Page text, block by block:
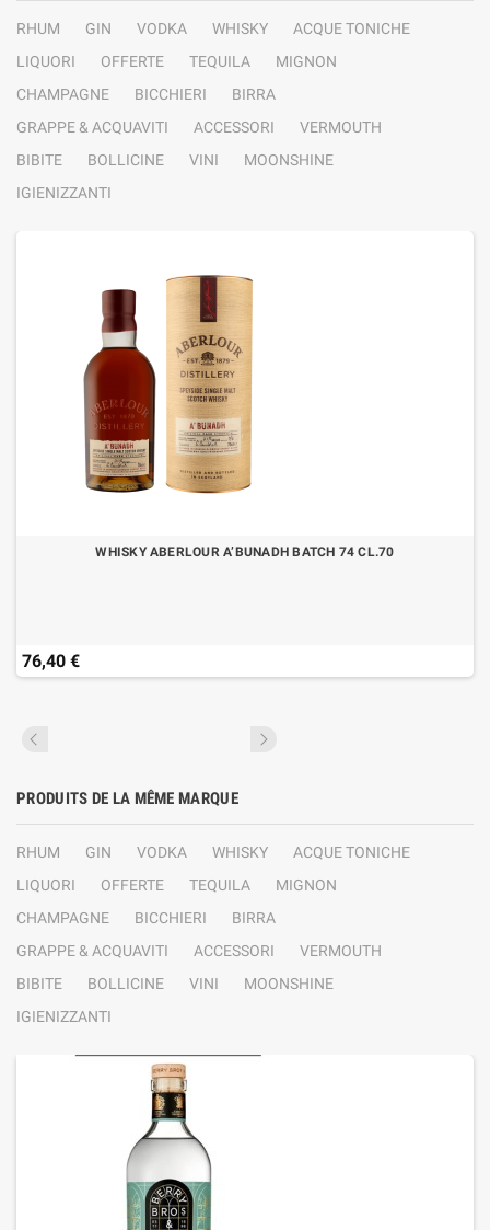
RHUM GIN VODKA WHISKY
ACQUE TONICHE
LIQUORI
OFFERTE TEQUILA
MIGNON
CHAMPAGNE
BICCHIERI
BIRRA
GRAPPE & ACQUAVITI
ACCESSORI
VERMOUTH
BIBITE
BOLLICINE VINI
MOONSHINE
IGIENIZZANTI
WHISKY ABERLOUR A’BUNADH BATCH 74 CL.70
76,40 €
PRODUITS DE LA MÊME MARQUE
RHUM GIN VODKA WHISKY
ACQUE TONICHE
LIQUORI
OFFERTE TEQUILA
MIGNON
CHAMPAGNE
BICCHIERI
BIRRA
GRAPPE & ACQUAVITI
ACCESSORI
VERMOUTH
BIBITE
BOLLICINE VINI
MOONSHINE
IGIENIZZANTI